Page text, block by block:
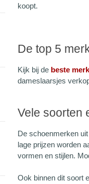
koopt.
De top 5
Kijk bij de beste
dameslaarsjes
Vele soorten
De schoenmerken
lage prijzen worden
vormen en stijlen.
Ook binnen dit soort